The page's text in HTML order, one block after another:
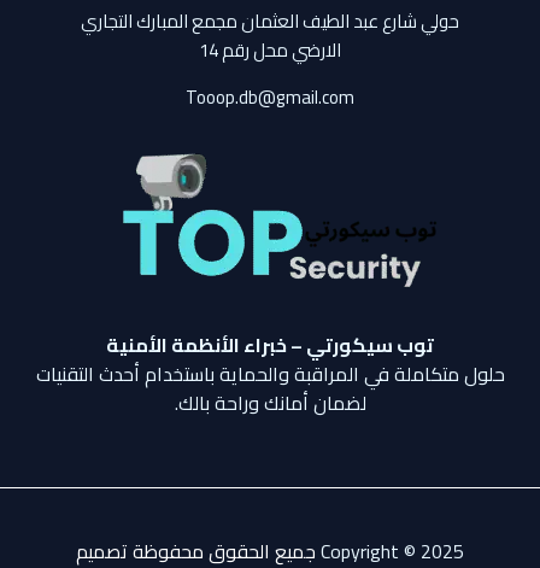
حولي شارع عبد الطيف العثمان مجمع المبارك التجاري
الارضي محل رقم 14
Tooop.db@gmail.com
توب سيكورتي – خبراء الأنظمة الأمنية
حلول متكاملة في المراقبة والحماية باستخدام أحدث التقنيات
لضمان أمانك وراحة بالك.
Copyright © 2025جميع الحقوق محفوظة تصميم